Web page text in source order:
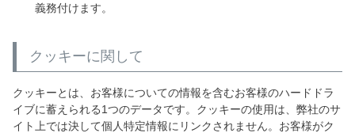
義務付けます。
クッキーに関して
クッキーとは、お客様についての情報を含むお客様のハードドラ
イブに蓄えられる1つのデータです。クッキーの使用は、弊社のサ
イト上では決して個人特定情報にリンクされません。お客様がク